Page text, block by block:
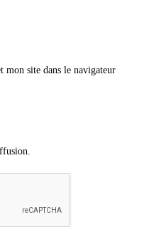
site dans le navigateur